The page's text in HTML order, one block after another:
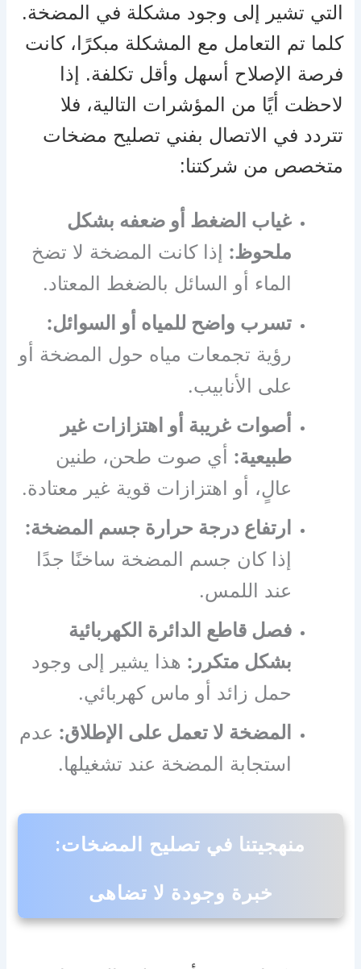
التي تشير إلى وجود مشكلة في المضخة.
كلما تم التعامل مع المشكلة مبكرًا، كانت
فرصة الإصلاح أسهل وأقل تكلفة. إذا
لاحظت أيًا من المؤشرات التالية، فلا
تتردد في الاتصال بفني تصليح مضخات
متخصص من شركتنا:
غياب الضغط أو ضعفه بشكل
ملحوظ: إذا كانت المضخة لا تضخ
الماء أو السائل بالضغط المعتاد.
تسرب واضح للمياه أو السوائل:
رؤية تجمعات مياه حول المضخة أو
على الأنابيب.
أصوات غريبة أو اهتزازات غير
طبيعية: أي صوت طحن، طنين
عالٍ، أو اهتزازات قوية غير معتادة.
ارتفاع درجة حرارة جسم المضخة:
إذا كان جسم المضخة ساخنًا جدًا
عند اللمس.
فصل قاطع الدائرة الكهربائية
بشكل متكرر: هذا يشير إلى وجود
حمل زائد أو ماس كهربائي.
المضخة لا تعمل على الإطلاق: عدم
استجابة المضخة عند تشغيلها.
منهجيتنا في تصليح المضخات:
خبرة وجودة لا تضاهى